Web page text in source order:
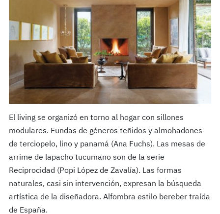
El living se organizó en torno al hogar con sillones
modulares. Fundas de géneros teñidos y almohadones
de terciopelo, lino y panamá (Ana Fuchs). Las mesas de
arrime de lapacho tucumano son de la serie
Reciprocidad (Popi López de Zavalía). Las formas
naturales, casi sin intervención, expresan la búsqueda
artística de la diseñadora. Alfombra estilo bereber traída
de España.